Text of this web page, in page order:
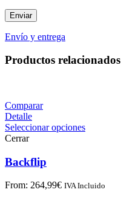
Envío y entrega
Productos relacionados
Comparar
Detalle
Seleccionar opciones
Cerrar
Backflip
From: 264,99€ IVA Incluido